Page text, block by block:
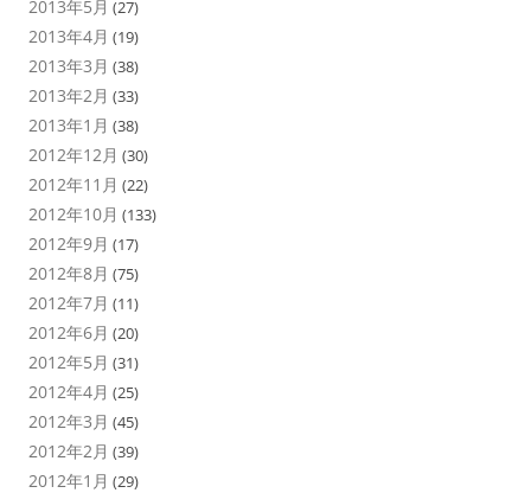
2013年5月 (27)
2013年4月 (19)
2013年3月 (38)
2013年2月 (33)
2013年1月 (38)
2012年12月 (30)
2012年11月 (22)
2012年10月 (133)
2012年9月 (17)
2012年8月 (75)
2012年7月 (11)
2012年6月 (20)
2012年5月 (31)
2012年4月 (25)
2012年3月 (45)
2012年2月 (39)
2012年1月 (29)